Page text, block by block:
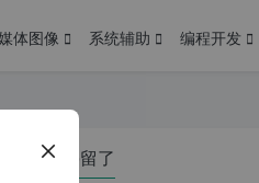
体图像 系统辅助 编程开发
您在本页停留了